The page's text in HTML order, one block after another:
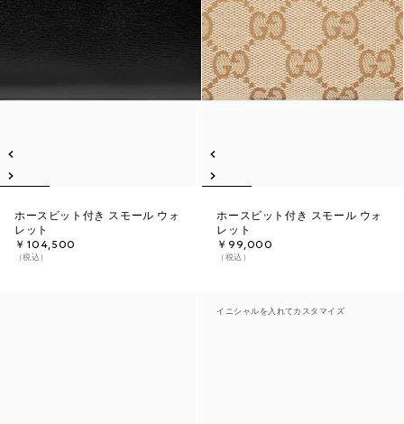
ホースビット付き スモール ウォ
レット
￥104,500
（税込）
ホースビット付き スモール ウォ
レット
￥99,000
（税込）
イニシャルを入れてカスタマイズ